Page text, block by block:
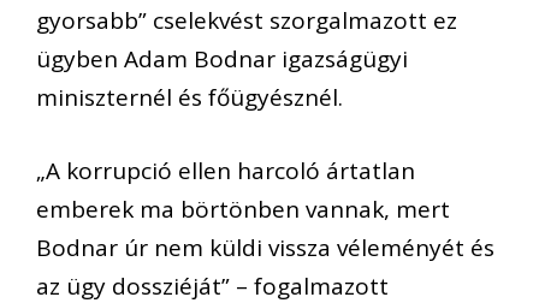
gyorsabb” cselekvést szorgalmazott ez
ügyben Adam Bodnar igazságügyi
miniszternél és főügyésznél.
„A korrupció ellen harcoló ártatlan
emberek ma börtönben vannak, mert
Bodnar úr nem küldi vissza véleményét és
az ügy dossziéját” – fogalmazott